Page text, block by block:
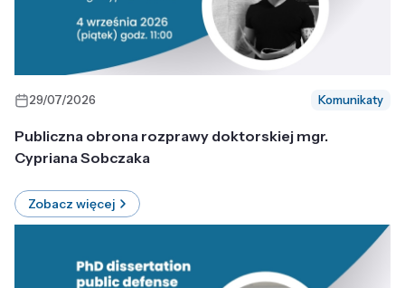
29/07/2026 Komunikaty
Publiczna obrona rozprawy doktorskiej mgr.
Cypriana Sobczaka
Zobacz więcej